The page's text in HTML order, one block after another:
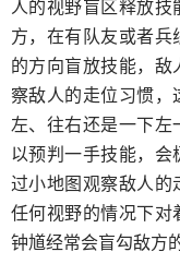
人的视野盲区释放
方，在有队友或者兵
的方向盲放技能，敌
察敌人的走位习惯，
左、往右还是一下左
以预判一手技能，会
过小地图观察敌人的
任何视野的情况下对
钟馗经常会盲勾敌方